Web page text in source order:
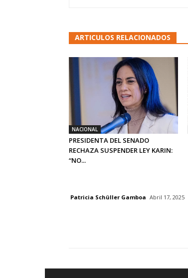
ARTICULOS RELACIONADOS
NACIONAL
PRESIDENTA DEL SENADO
RECHAZA SUSPENDER LEY KARIN:
“NO...
Patricia Schüller Gamboa Abril 17, 2025